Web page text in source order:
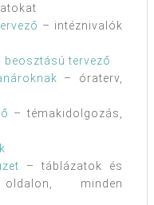
– intéznivalók
tervező
– óraterv,
– témakidolgozás,
– táblázatok és
minden